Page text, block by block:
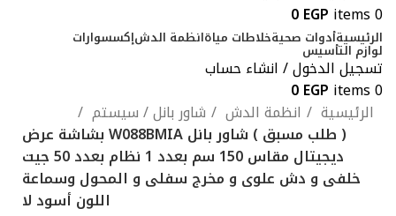
0
items
0EGP
الرئيسيةأدوات صحيةخلاطات مياةانظمة الدشإكسسوارات
لوازم التأسيس
تسجيل الدخول / انشاء حساب
0
items
0EGP
الرئيسية
انظمة الدش
شاور بانل / سيستم
( طلب مسبق ) شاور بانل W088BMIA بشاشة عرض
ديجيتال مقاس 150 سم بعدد 1 نظام بعدد 50 جيت
خلفى و دش علوى و مخرج سفلى و المحول وسماعة
اللون أسود لا